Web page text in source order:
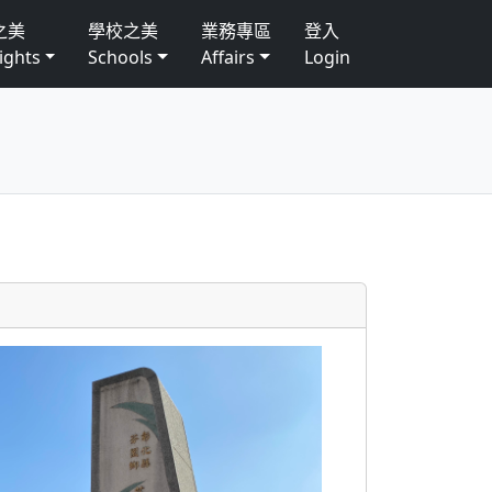
美
學校之美
Schools
業務專區
Affairs
登入
Login